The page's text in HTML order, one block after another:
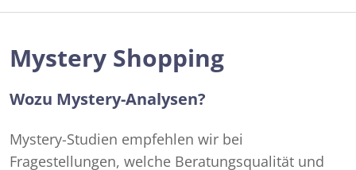
Mystery Shopping
Wozu Mystery-Analysen?
Mystery-Studien empfehlen wir bei
Fragestellungen, welche Beratungsqualität und